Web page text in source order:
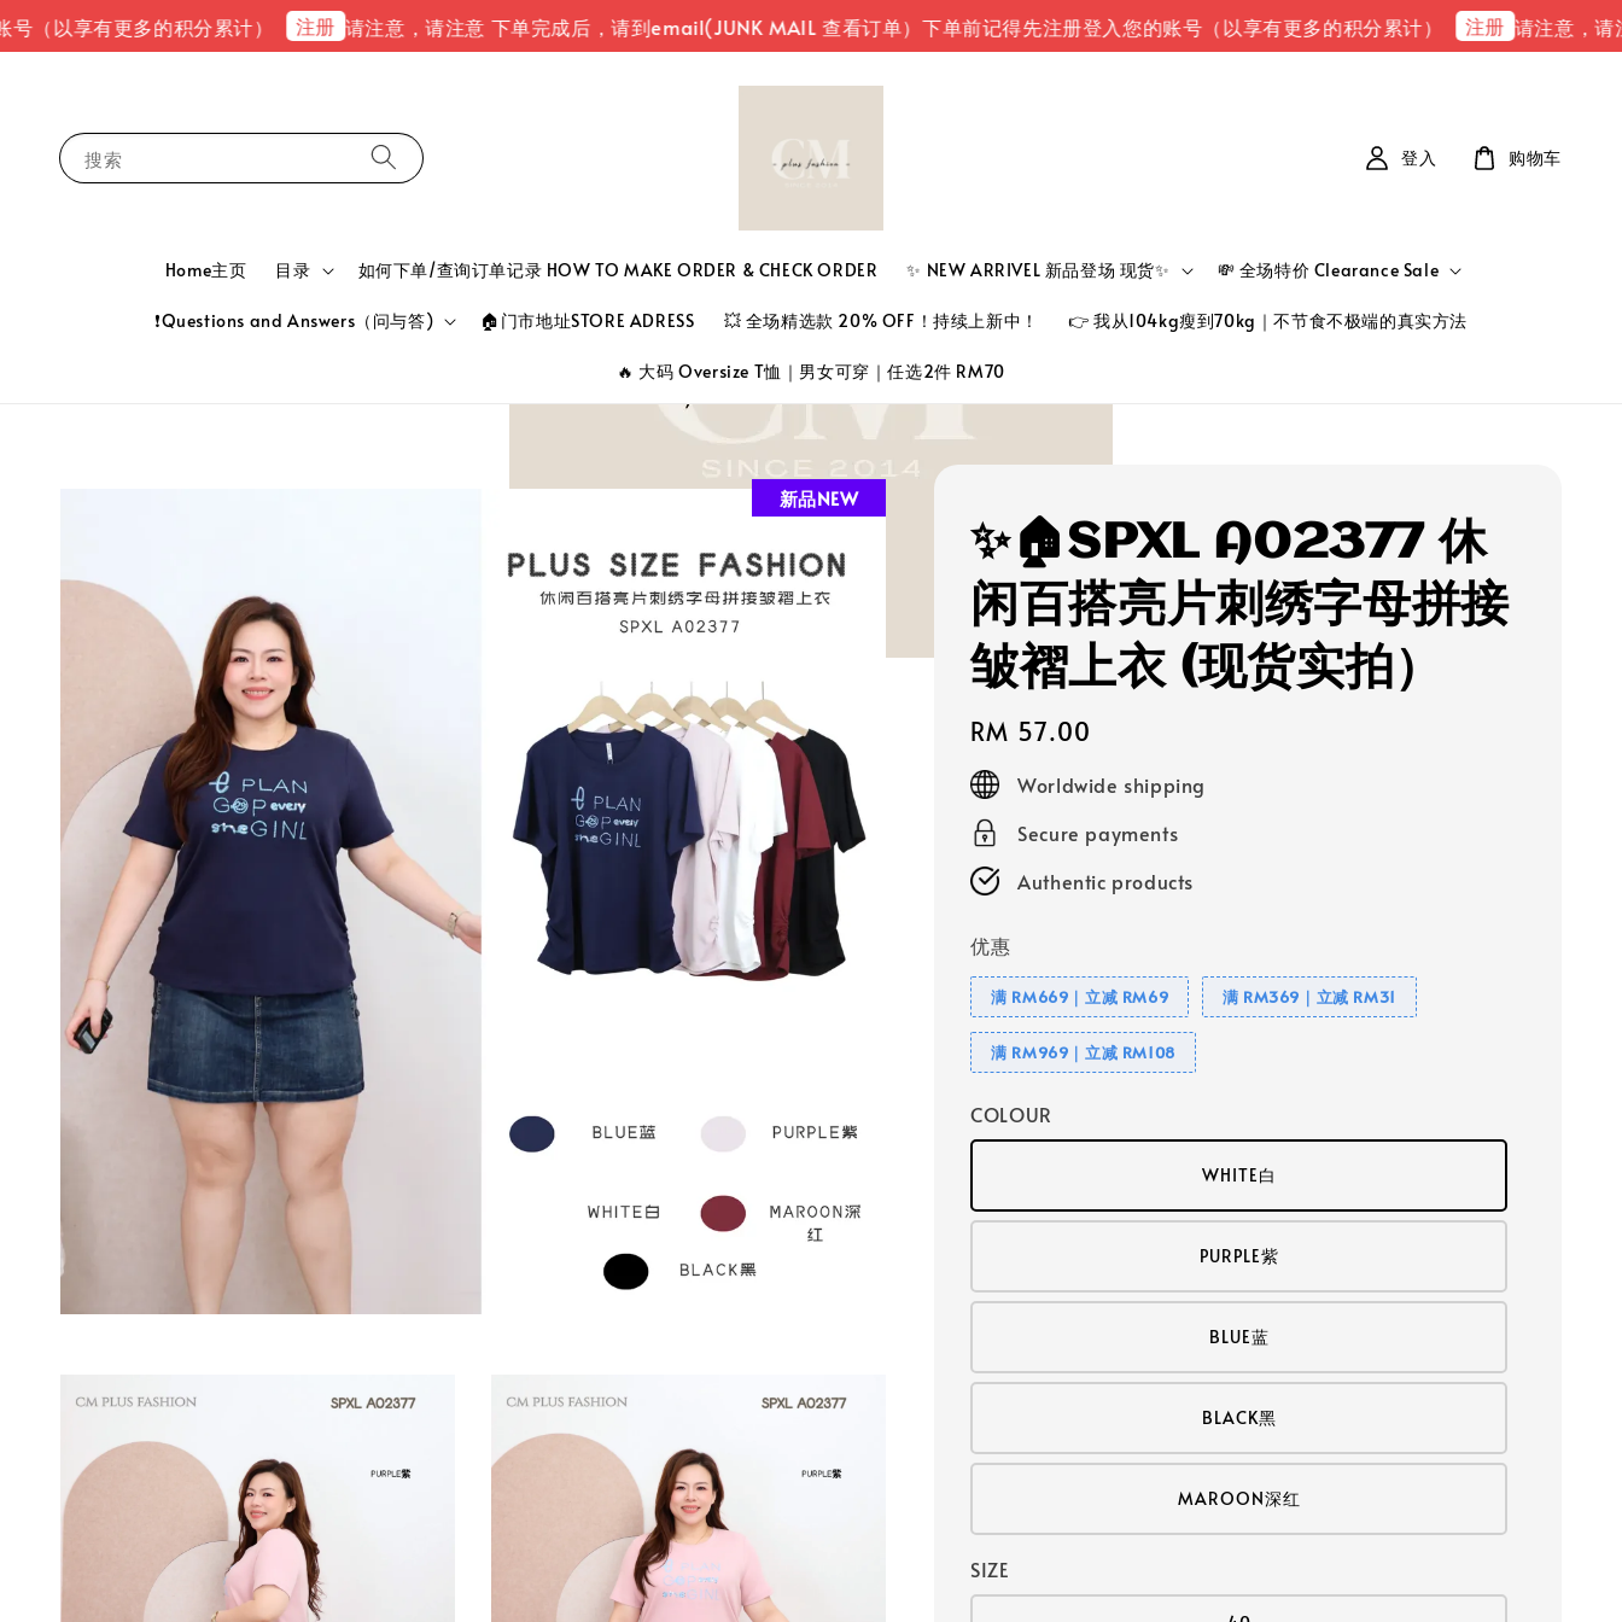
有更多的积分累计） 注册 请注意，请注意 下单完成后，请到email(JUNK MAIL 查看订单）下单前记得先注册登入您的账号（以享有更多的积分累计） 注册 请注意，请注意
搜索
Home主页 目录 如何下单/查询订单记录 HOW TO MAKE ORDER & CHECK ORDER ✨ NEW ARRIVEL 新品登场 现货✨ 💸 全场特价 Clearance Sale
❗Questions and Answers（问与答) 🏠门市地址STORE ADRESS 💥 全场精选款 20% OFF！持续上新中！ 👉 我从104kg瘦到70kg｜不节食不极端的真实方法
🔥 大码 Oversize T恤｜男女可穿｜任选2件 RM70
登入 购物车
新品NEW
✨🏠SPXL A02377 休
闲百搭亮片刺绣字母拼接
皱褶上衣 (现货实拍）
Regular
price
RM 57.00
Worldwide shipping
Secure payments
Authentic products
优惠
满 RM669｜立减 RM69 满 RM369｜立减 RM31
满 RM969｜立减 RM108
COLOUR
WHITE白
PURPLE紫
BLUE蓝
BLACK黑
MAROON深红
SIZE